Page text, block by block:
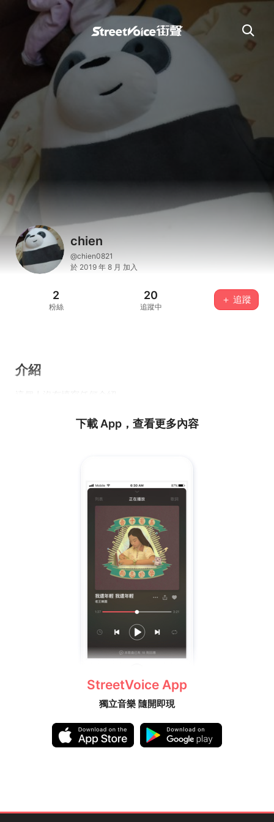
chien
@chien0821
於 2019 年 8 月 加入
2
粉絲
20
追蹤中
＋ 追蹤
介紹
下載 App，查看更多內容
StreetVoice App
獨立音樂 隨開即現